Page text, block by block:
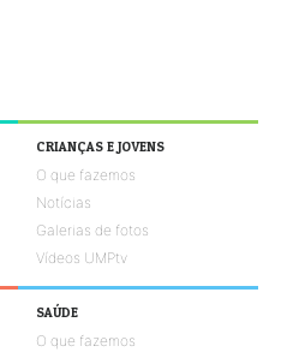
CRIANÇAS E JOVENS
O que fazemos
Notícias
Galerias de fotos
Vídeos UMPtv
SAÚDE
O que fazemos